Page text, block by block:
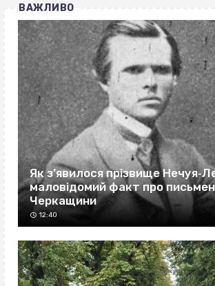
ВАЖЛИВО
Як з’явилося прізвище
маловідомий факт про
Черкащини
12:40